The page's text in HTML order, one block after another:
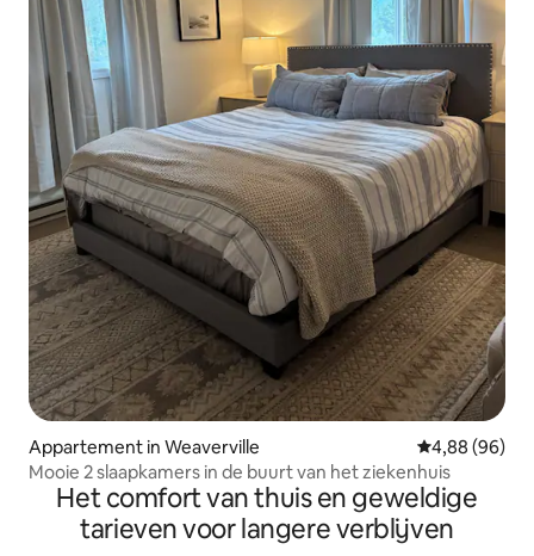
Appartement in Weaverville Gemiddelde
4,88 (96)
Mooie 2 slaapkamers in de buurt van het ziekenhuis
Het comfort van thuis en geweldige
tarieven voor langere verblijven